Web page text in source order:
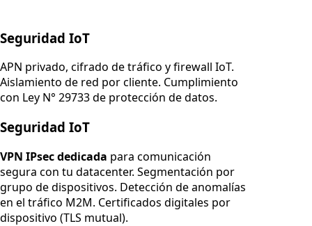
Seguridad IoT
APN privado, cifrado de tráfico y firewall IoT.
Aislamiento de red por cliente. Cumplimiento
con Ley N° 29733 de protección de datos.
Seguridad IoT
VPN IPsec dedicada para comunicación
segura con tu datacenter. Segmentación por
grupo de dispositivos. Detección de anomalías
en el tráfico M2M. Certificados digitales por
dispositivo (TLS mutual).